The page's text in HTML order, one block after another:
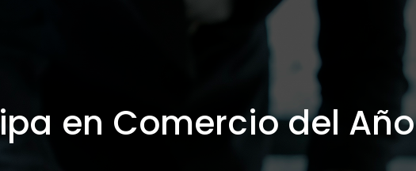
en Comercio del Año